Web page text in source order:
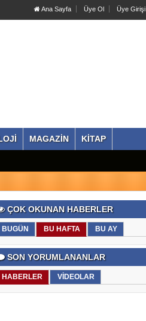
Ana Sayfa Üye Ol Üye Girişi
MAGAZİN KİTAP
ÇOK OKUNAN HABERLER
BUGÜN BU HAFTA BU AY
SON YORUMLANANLAR
HABERLER VİDEOLAR